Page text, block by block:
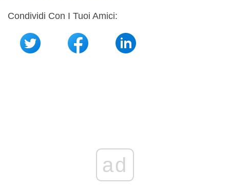
Condividi Con I Tuoi Amici:
ad